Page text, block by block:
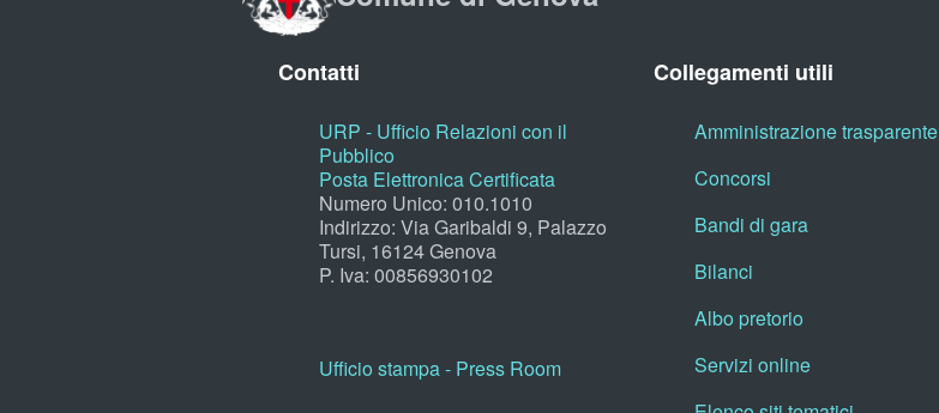
Contatti
URP - Ufficio Relazioni con il
Pubblico
Posta Elettronica Certificata
Numero Unico: 010.1010
Indirizzo: Via Garibaldi 9, Palazzo
Tursi, 16124 Genova
P. Iva: 00856930102
Ufficio stampa - Press Room
Collegamenti utili
Amministrazione trasparente
Concorsi
Bandi di gara
Bilanci
Albo pretorio
Servizi online